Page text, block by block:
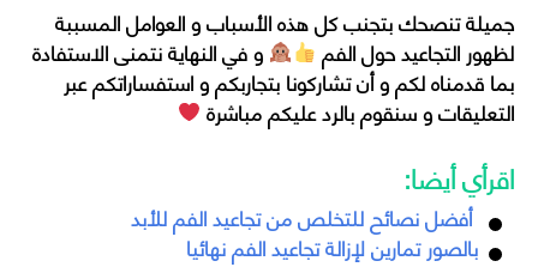
جميلة تنصحك بتجنب كل هذه الأسباب و العوامل المسببة
لظهور التجاعيد حول الفم و في النهاية نتمنى الاستفادة
بما قدمناه لكم و أن تشاركونا بتجاربكم و استفساراتكم عبر
التعليقات و سنقوم بالرد عليكم مباشرة
اقرأي أيضا:
أفضل نصائح للتخلص من تجاعيد الفم للأبد
بالصور تمارين لإزالة تجاعيد الفم نهائيا